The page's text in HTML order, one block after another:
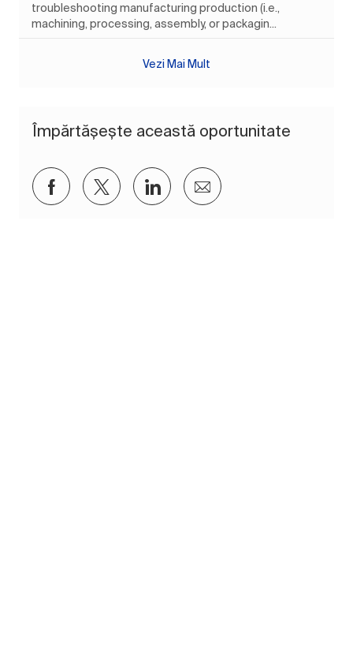
troubleshooting manufacturing production (i.e.,
machining, processing, assembly, or packagin...
Vezi Mai Mult
Împărtășește această oportunitate
Distribuiți prin Facebook
Distribuiți prin twitter
Distribuiți prin LinkedIn
Distribuiți prin e-